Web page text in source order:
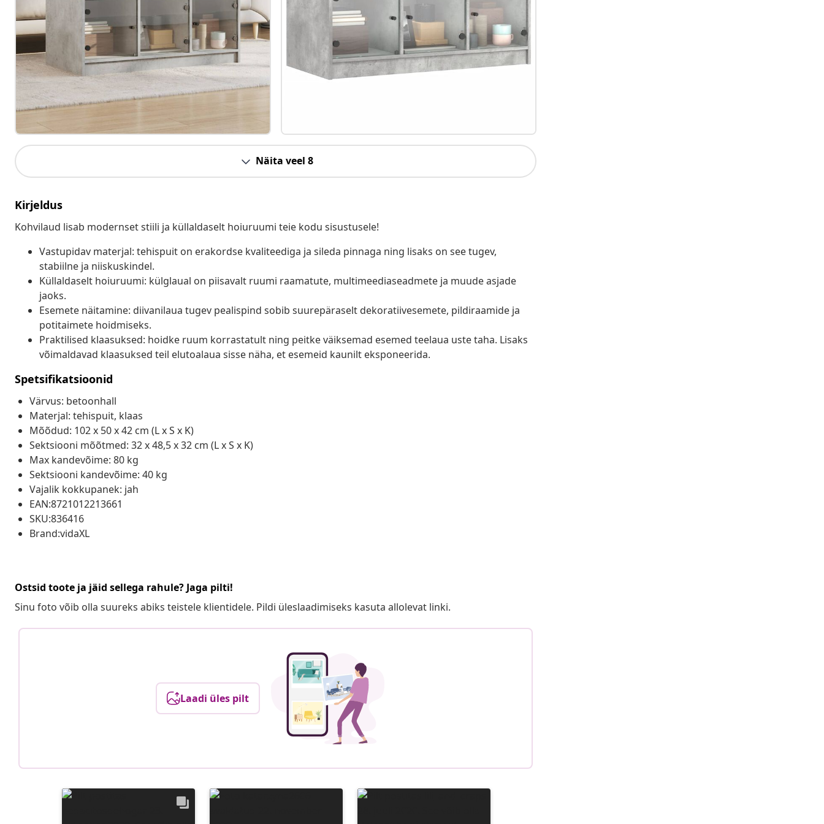
Näita veel 8
Kirjeldus
Kohvilaud lisab modernset stiili ja küllaldaselt hoiuruumi teie kodu sisustusele!
Vastupidav materjal: tehispuit on erakordse kvaliteediga ja sileda pinnaga ning lisaks on see tugev,
stabiilne ja niiskuskindel.
Küllaldaselt hoiuruumi: külglaual on piisavalt ruumi raamatute, multimeediaseadmete ja muude asjade
jaoks.
Esemete näitamine: diivanilaua tugev pealispind sobib suurepäraselt dekoratiivesemete, pildiraamide ja
potitaimete hoidmiseks.
Praktilised klaasuksed: hoidke ruum korrastatult ning peitke väiksemad esemed teelaua uste taha. Lisaks
võimaldavad klaasuksed teil elutoalaua sisse näha, et esemeid kaunilt eksponeerida.
Spetsifikatsioonid
Värvus: betoonhall
Materjal: tehispuit, klaas
Mõõdud: 102 x 50 x 42 cm (L x S x K)
Sektsiooni mõõtmed: 32 x 48,5 x 32 cm (L x S x K)
Max kandevõime: 80 kg
Sektsiooni kandevõime: 40 kg
Vajalik kokkupanek: jah
EAN:8721012213661
SKU:836416
Brand:vidaXL
Ostsid toote ja jäid sellega rahule? Jaga pilti!
Sinu foto võib olla suureks abiks teistele klientidele. Pildi üleslaadimiseks kasuta allolevat linki.
Laadi üles pilt